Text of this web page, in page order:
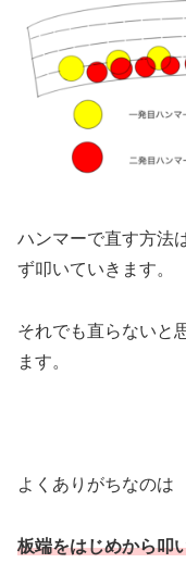
ハンマーで直す方法
ず叩いていきます。
それでも直らないと
ます。
よくありがちなのは
板端をはじめから叩